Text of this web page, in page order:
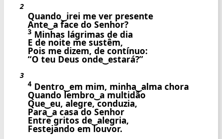
2
Quando ͜ irei me ver presente
Ante ͜ a face do Senhor?
3 Minhas lágrimas de dia
E de noite me sustêm,
Pois me dizem, de contínuo:
“O teu Deus onde ͜ estará?”
3
4 Dentro ͜ em mim, minha ͜ alma chora
Quando lembro ͜ a multidão
Que ͜ eu, alegre, conduzia,
Para ͜ a casa do Senhor
Entre gritos de ͜ alegria,
Festejando em louvor.